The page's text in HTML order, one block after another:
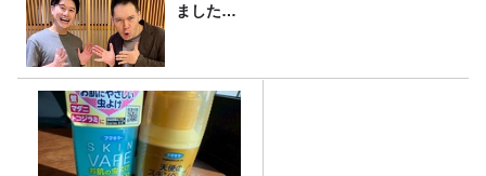
ました…